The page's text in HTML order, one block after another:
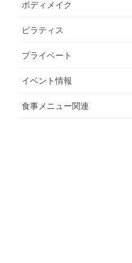
ボディメイク
ピラティス
プライベート
イベント情報
食事メニュー関連